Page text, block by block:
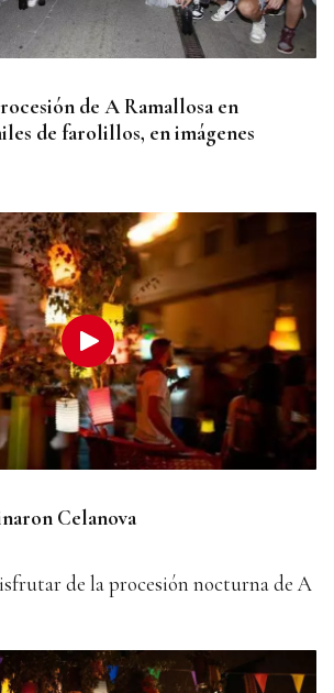
de A Ramallosa en
de farolillos, en imágenes
Celanova
de la procesión nocturna de A